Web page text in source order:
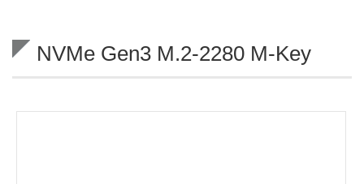
NVMe Gen3 M.2-2280 M-Key